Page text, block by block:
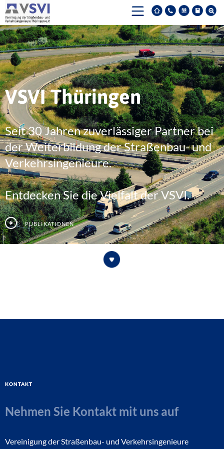
VSVI Thüringen
Seit 30 Jahren zuverlässiger Partner bei
der Weiterbildung der Straßenbau- und
Verkehrsingenieure.
Entdecken Sie die Vielfalt der VSVI.
Publikationen
Kontakt
Nehmen Sie Kontakt mit uns auf
Vereinigung der Straßenbau- und Verkehrsingenieure